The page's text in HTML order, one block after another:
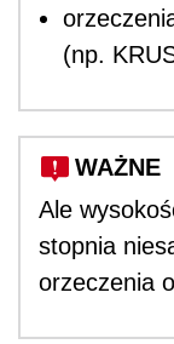
(np.
WAŻNE
Ale
stopnia
orzeczenia